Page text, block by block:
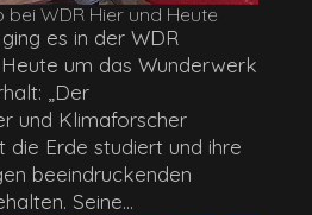
bei WDR Hier und Heute
es in der WDR
um das Wunderwerk
„Der
und Klimaforscher
die Erde studiert und ihre
beeindruckenden
Seine...